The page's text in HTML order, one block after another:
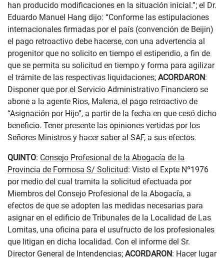
han producido modificaciones en la situación inicial.”; el Dr.
Eduardo Manuel Hang dijo: “Conforme las estipulaciones
internacionales firmadas por el país (convención de Beijin)
el pago retroactivo debe hacerse, con una advertencia al
progenitor que no solicito en tiempo el estipendio, a fin de
que se permita su solicitud en tiempo y forma para agilizar
el trámite de las respectivas liquidaciones; ACORDARON:
Disponer que por el Servicio Administrativo Financiero se
abone a la agente Rios, Malena, el pago retroactivo de
“Asignación por Hijo”, a partir de la fecha en que cesó dicho
beneficio. Tener presente las opiniones vertidas por los
Señores Ministros y hacer saber al SAF, a sus efectos.
QUINTO: Consejo Profesional de la Abogacía de la
Provincia de Formosa S/ Solicitud: Visto el Expte Nº1976
por medio del cual tramita la solicitud efectuada por
Miembros del Consejo Profesional de la Abogacía, a
efectos de que se adopten las medidas necesarias para
asignar en el edificio de Tribunales de la Localidad de Las
Lomitas, una oficina para el usufructo de los profesionales
que litigan en dicha localidad. Con el informe del Sr.
Director General de Intendencias; ACORDARON: Hacer lugar